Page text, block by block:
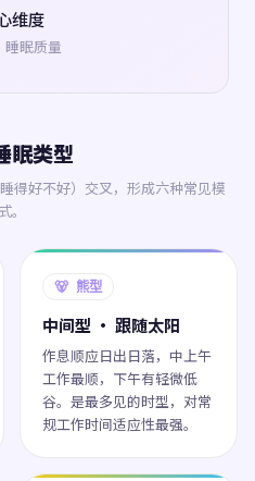
维度
眠质量
眠类型
得好不好）交叉，形成六种常见模
式。
🐻 熊型
中间型 · 跟随太阳
作息顺应日出日落，中上午
工作最顺，下午有轻微低
谷。是最多见的时型，对常
规工作时间适应性最强。